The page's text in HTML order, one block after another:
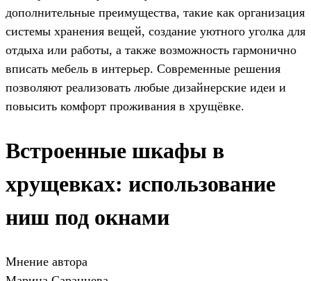
дополнительные преимущества, такие как организация
системы хранения вещей, создание уютного уголка для
отдыха или работы, а также возможность гармонично
вписать мебель в интерьер. Современные решения
позволяют реализовать любые дизайнерские идеи и
повысить комфорт проживания в хрущёвке.
Встроенные шкафы в
хрущевках: использование
ниш под окнами
Мнение автора